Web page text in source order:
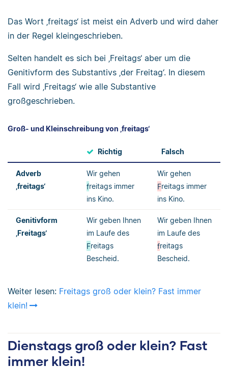
Das Wort ‚freitags‘ ist meist ein Adverb und wird daher
in der Regel kleingeschrieben.
Selten handelt es sich bei ‚Freitags‘ aber um die
Genitivform des Substantivs ‚der Freitag‘. In diesem
Fall wird ‚Freitags‘ wie alle Substantive
großgeschrieben.
Groß- und Kleinschreibung von ‚freitags‘
Richtig Falsch
Adverb
‚freitags‘
Wir gehen
freitags immer
ins Kino.
Wir gehen
Freitags immer
ins Kino.
Genitivform
‚Freitags‘
Wir geben Ihnen
im Laufe des
Freitags
Bescheid.
Wir geben Ihnen
im Laufe des
freitags
Bescheid.
Weiter lesen: Freitags groß oder klein? Fast immer
klein!
Dienstags groß oder klein? Fast
immer klein!